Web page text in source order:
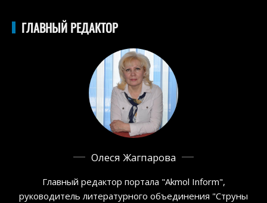
ГЛАВНЫЙ РЕДАКТОР
Олеся Жагпарова
Главный редактор портала "Akmol Inform",
руководитель литературного объединения "Струны